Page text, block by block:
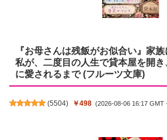
『お母さんは残飯がお似合い』家
私が、二度目の人生で貸本屋を開
に愛されるまで (フルーツ文庫)
(5504) ￥498 (2026-08-06 16:17 GMT